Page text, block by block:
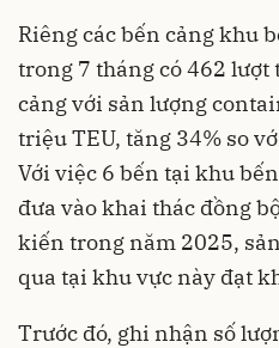
Riêng các bến cảng khu
trong 7 tháng có 462 lượt
cảng với sản lượng
triệu TEU, tăng 34% so
Với việc 6 bến tại khu
đưa vào khai thác đồng
kiến trong năm 2025,
qua tại khu vực này đạt
Trước đó, ghi nhận số